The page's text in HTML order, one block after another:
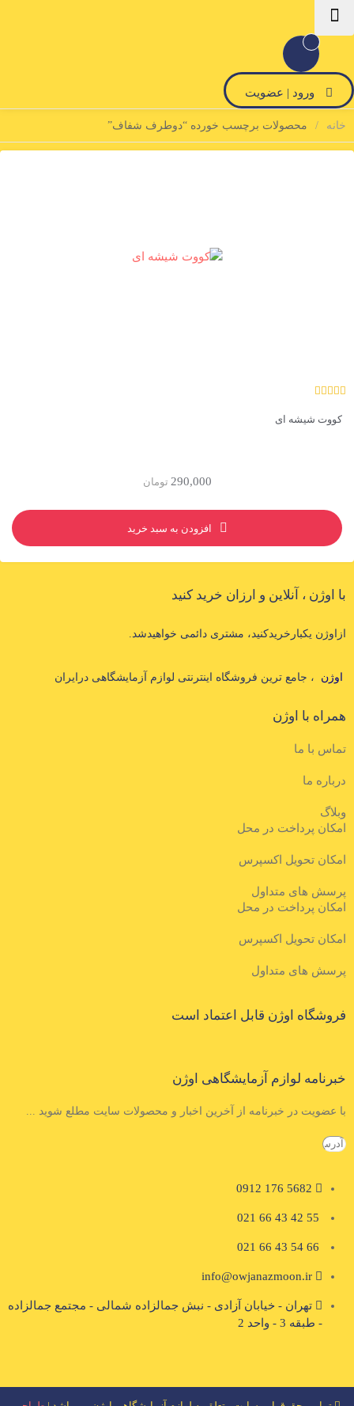
ورود | عضویت
محصولات برچسب خورده “دوطرف شفاف”
شیشه ای
تومان 290,000
افزودن به سبد خرید
اوژن ، آنلاین و ارزان خرید کنید
یکبارخریدکنید، مشتری دائمی خواهیدشد.
، جامع ترین فروشگاه اینترنتی لوازم آزمایشگاهی درایران
با اوژن
با ما
ما
پرداخت در محل
تحویل اکسپرس
های متداول
پرداخت در محل
تحویل اکسپرس
های متداول
اوژن قابل اعتماد است
لوازم آزمایشگاهی اوژن
عضویت در خبرنامه از آخرین اخبار و محصولات سایت مطلع شوید ...
5682 176 0912
55 42 43 66 021
66 54 43 66 021
info@owjanazmoon.ir
تهران - خیابان آزادی - نبش جمالزاده شمالی - مجتمع جمالزاده
- طبقه 3 - واحد 2